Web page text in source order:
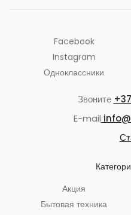
Facebook
Instagram
Одноклассники
Звоните
E-mail
Акция
Бытовая техника